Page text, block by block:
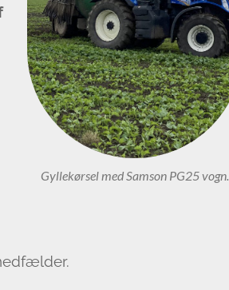
Gyllekørsel med Samson PG25 vogn.